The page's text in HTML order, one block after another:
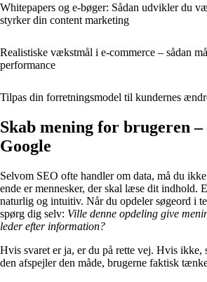
Whitepapers og e-bøger: Sådan udvikler du
styrker din content marketing
Realistiske vækstmål i e-commerce – sådan
performance
Tilpas din forretningsmodel til kundernes
Skab mening for brugeren
Google
Selvom SEO ofte handler om data, må du
ende er mennesker, der skal læse dit indhold.
naturlig og intuitiv. Når du opdeler søgeord i
spørg dig selv: Ville denne opdeling give
leder efter information?
Hvis svaret er ja, er du på rette vej. Hvis ikke,
den afspejler den måde, brugerne faktisk